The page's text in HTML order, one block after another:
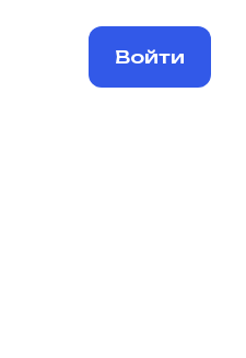
Войти